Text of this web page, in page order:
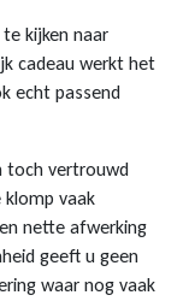
kijken naar
cadeau werkt het
echt passend
toch vertrouwd
vaak
nette afwerking
geeft u geen
waar nog vaak